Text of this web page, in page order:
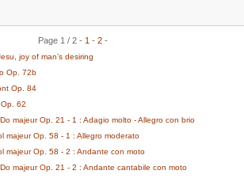
Page 1 / 2 - 1 - 2-
joy of man’s desiring
Op. 72b
Op. 84
62
majeur Op. 21 - 1 : Adagio molto - Allegro con brio
majeur Op. 58 - 1 : Allegro moderato
majeur Op. 58 - 2 : Andante con moto
majeur Op. 21 - 2 : Andante cantabile con moto